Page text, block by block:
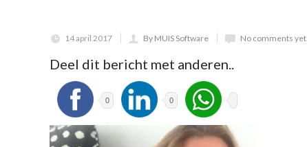
14 april 2017 By MUIS Software No comments yet
Deel dit bericht met anderen..
0 0